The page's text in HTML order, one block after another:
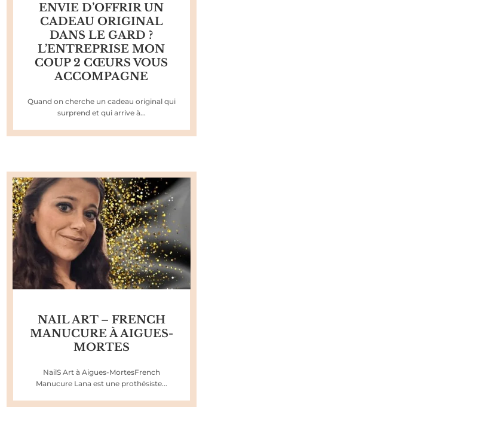
ENVIE D’OFFRIR UN
CADEAU ORIGINAL
DANS LE GARD ?
L’ENTREPRISE MON
COUP 2 CŒURS VOUS
ACCOMPAGNE
Quand on cherche un cadeau original qui
surprend et qui arrive à...
NAIL ART – FRENCH
MANUCURE À AIGUES-
MORTES
NailS Art à Aigues-MortesFrench
Manucure Lana est une prothésiste...